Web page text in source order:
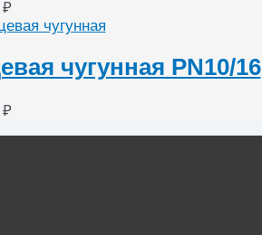
₽
чугунная PN10/16
₽